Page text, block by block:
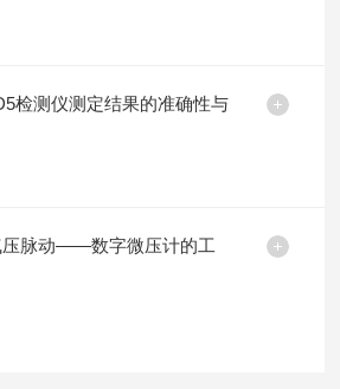
检测仪测定结果的准确性与
压脉动——数字微压计的工